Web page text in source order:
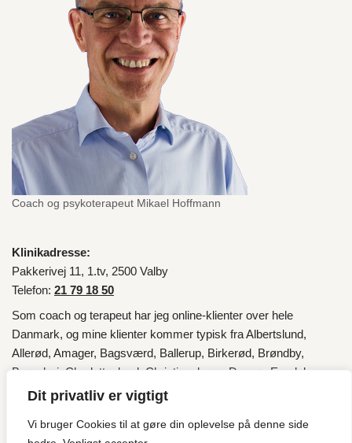
Dit privatliv er vigtigt
Vi bruger Cookies til at gøre din oplevelse på denne side
Coach og psykoterapeut Mikael Hoffmann
Klinikadresse:
Pakkerivej 11, 1.tv, 2500 Valby
Telefon: 21 79 18 50
Som coach og terapeut har jeg online-klienter over hele
Danmark, og mine klienter kommer typisk fraAlbertslund,
Allerød, Amager, Bagsværd, Ballerup, Birkerød, Brøndby,
Brønshøj,Charlottenlund,Christianshavn,Dragør,Egedal,
Fredensborg,Frederiksberg,Frederikssund
Hillerød,Hvidovre,Høje-Taastrup,Hørsholm,Ishøj,København